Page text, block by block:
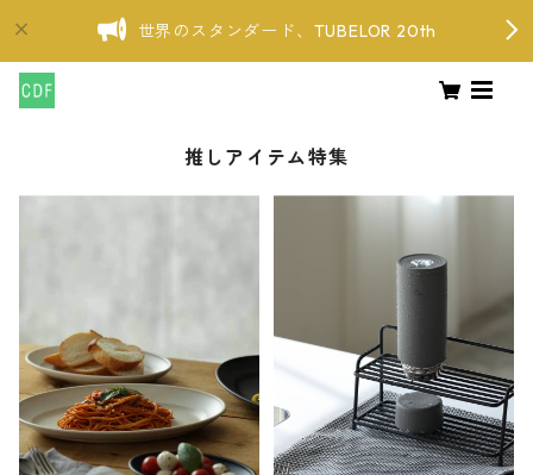
世界のスタンダード、TUBELOR 20th
推しアイテム特集